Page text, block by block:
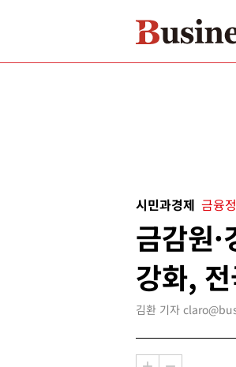
시민과경제 금융
금감원
강화,
김환 기자